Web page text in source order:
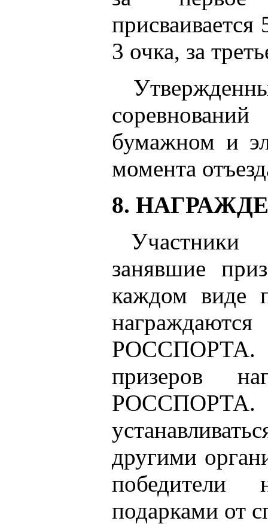
присваивается
3 очка, за
бумажном и
момента
8.
занявшие
каждом виде
РОССПОРТА.
призеров
РОССПОРТА.
другими
победители
подарками от